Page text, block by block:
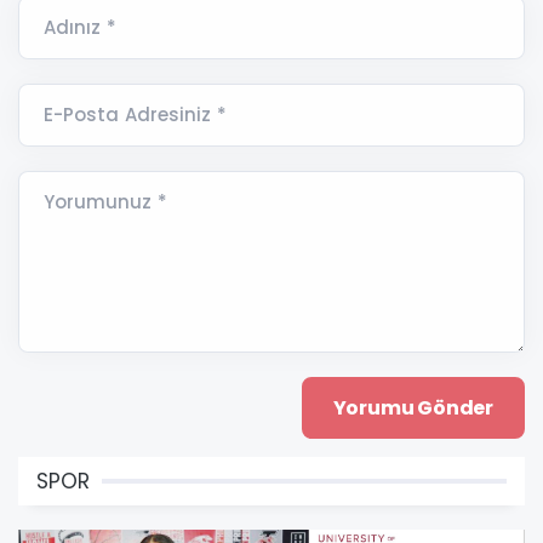
Adınız *
E-Posta Adresiniz *
Yorumunuz *
SPOR